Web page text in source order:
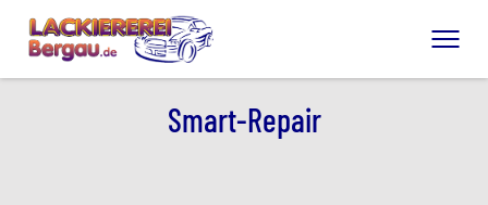
Skip to main content
Smart-Repair